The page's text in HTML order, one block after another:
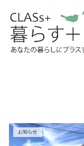
お知らせ